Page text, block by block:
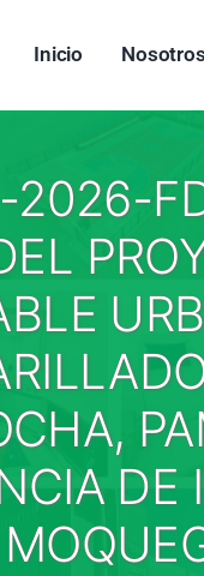
Inicio
Nosotros
2026-
DE